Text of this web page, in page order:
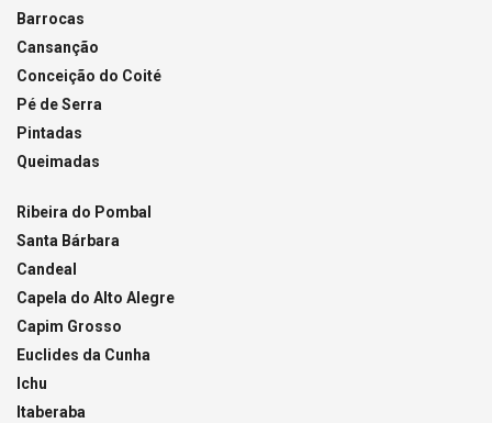
Barrocas
Cansanção
Conceição do Coité
Pé de Serra
Pintadas
Queimadas
Ribeira do Pombal
Santa Bárbara
Candeal
Capela do Alto Alegre
Capim Grosso
Euclides da Cunha
Ichu
Itaberaba